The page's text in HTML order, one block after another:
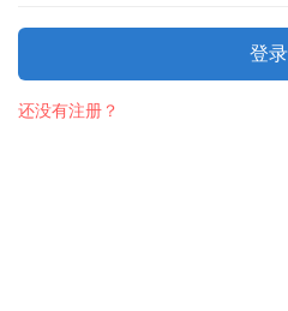
登录
还没有注册？